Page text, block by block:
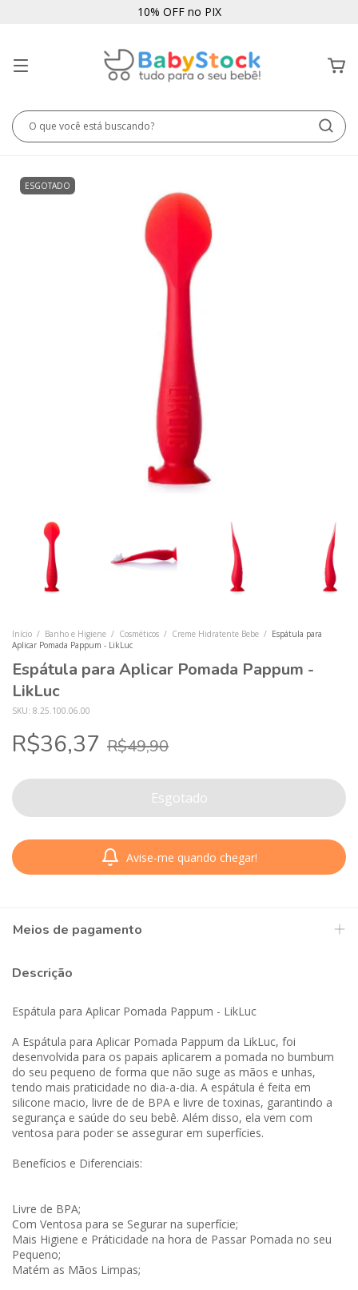
10% OFF no PIX
ESGOTADO
Início / Banho e Higiene / Cosméticos / Creme Hidratente Bebe / Espátula para
Aplicar Pomada Pappum - LikLuc
Espátula para Aplicar Pomada Pappum -
LikLuc
SKU: 8.25.100.06.00
R$36,37 R$49,90
Avise-me quando chegar!
Meios de pagamento
Descrição
Espátula para Aplicar Pomada Pappum - LikLuc
A Espátula para Aplicar Pomada Pappum da LikLuc, foi
desenvolvida para os papais aplicarem a pomada no bumbum
do seu pequeno de forma que não suge as mãos e unhas,
tendo mais praticidade no dia-a-dia. A espátula é feita em
silicone macio, livre de de BPA e livre de toxinas, garantindo a
segurança e saúde do seu bebê. Além disso, ela vem com
ventosa para poder se assegurar em superfícies.
Benefícios e Diferenciais:
Livre de BPA;
Com Ventosa para se Segurar na superfície;
Mais Higiene e Práticidade na hora de Passar Pomada no seu
Pequeno;
Matém as Mãos Limpas;